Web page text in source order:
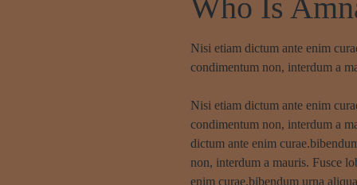
Who Is
Nisi etiam dictum ante enim
condimentum non, interdum a
Nisi etiam dictum ante enim
condimentum non, interdum a
dictum ante enim
non, interdum a mauris. Fusce
enim curae.bibendum urna